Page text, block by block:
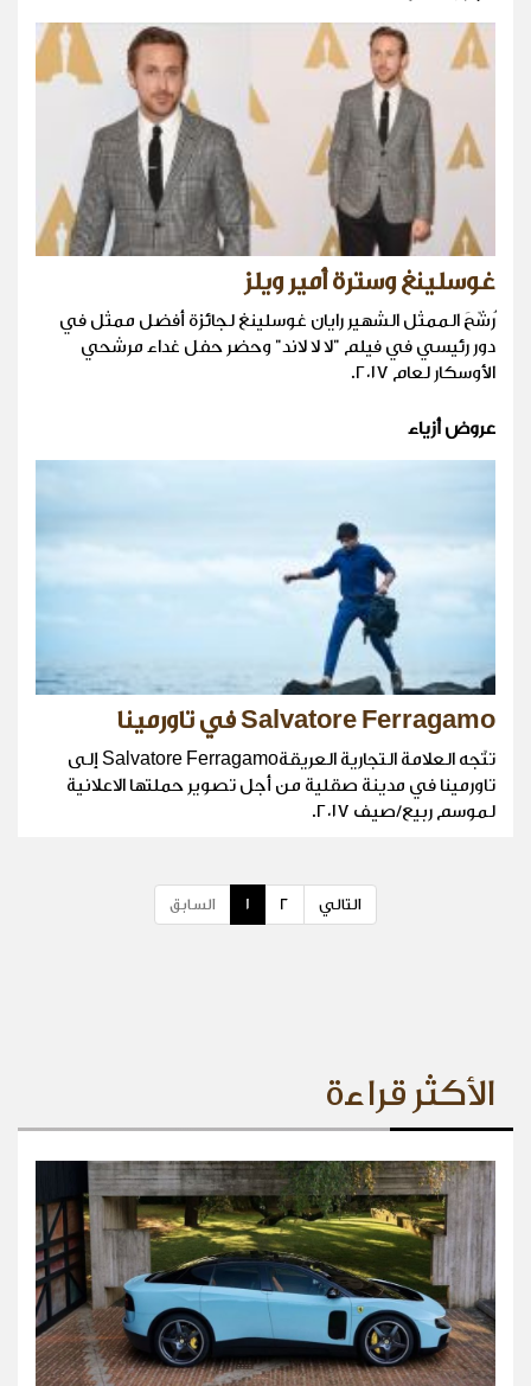
غوسلينغ وسترة أمير ويلز
رُشّحَ الممثل الشهير رايان غوسلينغ لجائزة أفضل ممثل في
دور رئيسي في فيلم "لا لا لاند" وحضر حفل غداء مرشحي
الأوسكار لعام ٢٠١٧.
عروض أزياء
Salvatore Ferragamo في تاورمينا
تتّجه العلامة التجارية العريقةSalvatore Ferragamo إلى
تاورمينا في مدينة صقلية من أجل تصوير حملتها الاعلانية
لموسم ربيع/صيف ٢٠١٧.
السابق 1 2 التالي
الأكثر قراءة